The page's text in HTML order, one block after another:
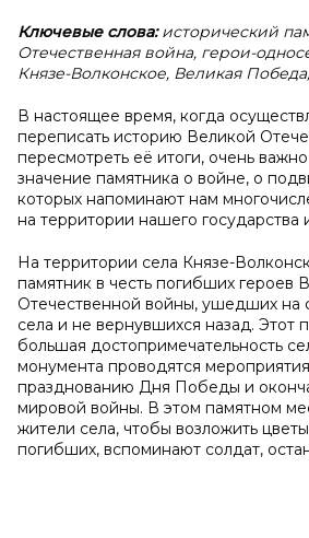
Ключевые слова:исторический
Отечественная война, герои-
Князе-Волконское, Великая
В настоящее время, когда
переписать историю Великой
пересмотреть её итоги, очень
значение памятника о войне, о
которых напоминают нам
на территории нашего государства
На территории села Князе-
памятник в честь погибших героев
Отечественной войны, ушедших на
села и не вернувшихся назад. Этот
большая достопримечательность
монумента проводятся
празднованию Дня Победы и
мировой войны. В этом памятном
жители села, чтобы возложить
погибших, вспоминают солдат,